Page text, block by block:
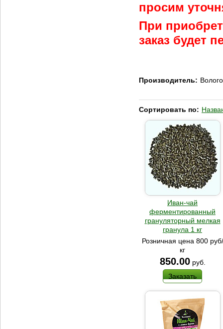
просим
При
заказ будет
Производитель:
Сортировать по:
Иван-чай
ферментированный
грануляторный мелкая
гранула 1 кг
Розничная цена 800 руб/
кг
850.00 руб.
Заказать